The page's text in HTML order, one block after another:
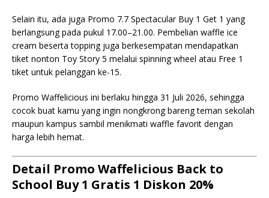
Selain itu, ada juga Promo 7.7 Spectacular Buy 1 Get 1 yang
berlangsung pada pukul 17.00–21.00. Pembelian waffle ice
cream beserta topping juga berkesempatan mendapatkan
tiket nonton Toy Story 5 melalui spinning wheel atau Free 1
tiket untuk pelanggan ke-15.
Promo Waffelicious ini berlaku hingga 31 Juli 2026, sehingga
cocok buat kamu yang ingin nongkrong bareng teman sekolah
maupun kampus sambil menikmati waffle favorit dengan
harga lebih hemat.
Detail Promo Waffelicious Back to
School Buy 1 Gratis 1 Diskon 20%